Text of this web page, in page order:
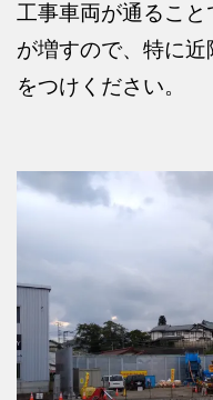
工事車両が通るこ
が増すので、特に
をつけください。